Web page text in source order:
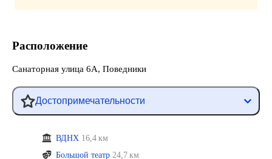
Расположение
Санаторная улица 6А, Поведники
Достопримечательности
ВДНХ 16,4 км
Большой театр 24,7 км